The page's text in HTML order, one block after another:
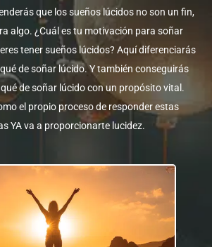
que los sueños lúcidos no son un fin,
algo. ¿Cuál es tu motivación para soñar
tener sueños lúcidos? Aquí diferenciarás
de soñar lúcido. Y también conseguirás
de soñar lúcido con un propósito vital.
el propio proceso de responder estas
YA va a proporcionarte lucidez.